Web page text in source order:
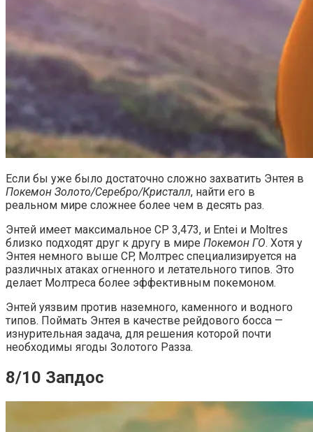
Если бы уже было достаточно сложно захватить Энтея в
Покемон Золото/Серебро/Кристалл, найти его в
реальном мире сложнее более чем в десять раз.
Энтей имеет максимальное CP 3,473, и Entei и Moltres
близко подходят друг к другу в мире Покемон ГО. Хотя у
Энтея немного выше CP, Молтрес специализируется на
различных атаках огненного и летательного типов. Это
делает Молтреса более эффективным покемоном.
Энтей уязвим против наземного, каменного и водного
типов. Поймать Энтея в качестве рейдового босса —
изнурительная задача, для решения которой почти
необходимы ягоды Золотого Разза.
8/10 Запдос